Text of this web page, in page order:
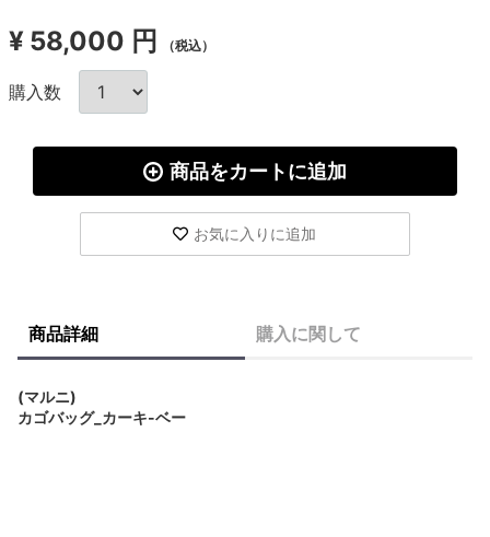
¥ 58,000 円 （税込）
購入数
商品をカートに追加
お気に入りに追加
商品詳細 購入に関して
(マルニ)
カゴバッグ_カーキ-ベー